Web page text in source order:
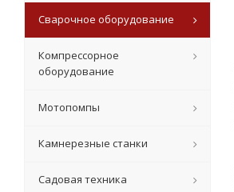
Сварочное оборудование
Компрессорное
оборудование
Мотопомпы
Камнерезные станки
Садовая техника